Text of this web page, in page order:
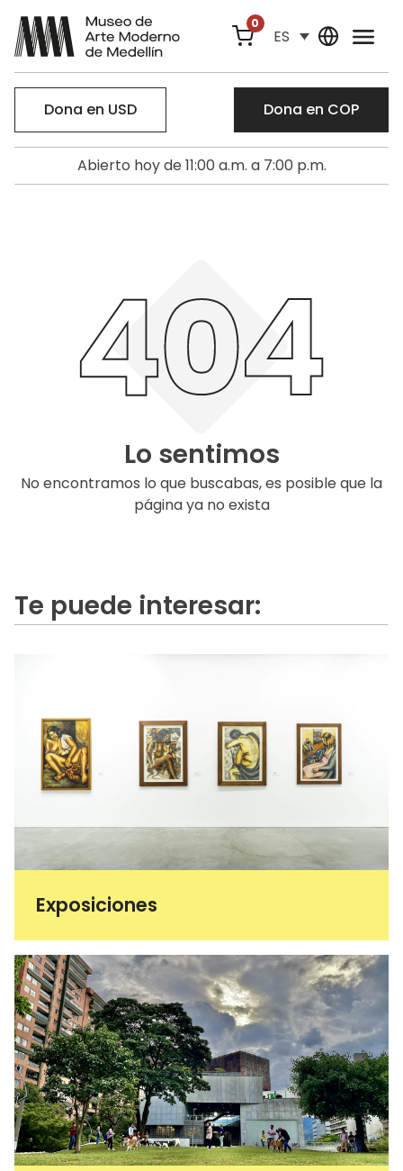
0
ES
Dona en USD Dona en COP
Abierto hoy de 11:00 a.m. a 7:00 p.m.
Lo sentimos
No encontramos lo que buscabas, es posible que la
página ya no exista
Te puede interesar:
Exposiciones